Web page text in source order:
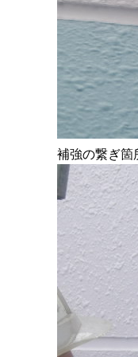
補強の繋ぎ箇